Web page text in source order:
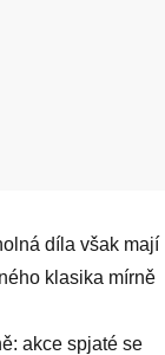
díla však mají
klasika mírně
akce spjaté se